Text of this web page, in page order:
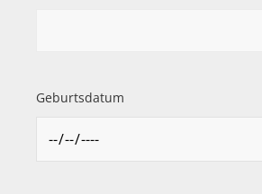
Geburtsdatum